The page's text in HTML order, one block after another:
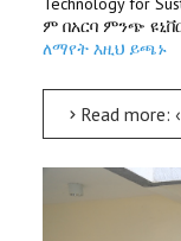
ም በአርባ ምንጭ
ለማየት እዚህ ይጫኑ
Read more: ‹‹የኢንጂነሪንግና ቴክኖሎጂ ፈጠራዎች ለዘላቂ ልማት እና ተግዳሮቶች›› በሚል ርዕስ 2ኛው ዙር ሀገር አቀፍ ዓውደ ጥናት ተካሄደ